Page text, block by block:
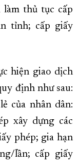
thủ tục cấp
tỉnh; cấp giấy
hiện giao dịch
định như sau:
của nhân dân:
xây dựng các
phép; gia hạn
lần; cấp giấy